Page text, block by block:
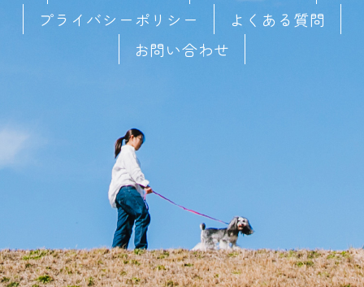
プライバシーポリシー
よくある質問
お問い合わせ